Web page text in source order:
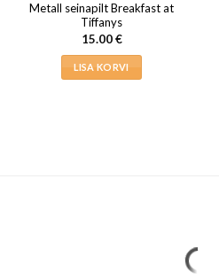
Metall seinapilt Breakfast at
Tiffanys
15.00€
LISA KORVI